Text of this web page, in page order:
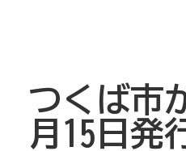
つくば市
月15日発